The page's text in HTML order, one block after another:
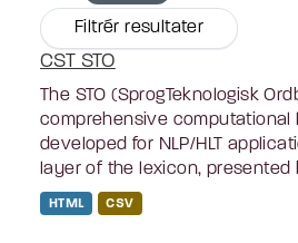
Filtrér resultater
CST STO
The STO (SprogTeknologisk
comprehensive computational
developed for NLP/HLT
layer of the lexicon, presented
HTML CSV